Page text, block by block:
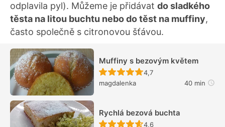
odplavila pyl). Můžeme je přidávat do sladkého
těsta na litou buchtu nebo do těst na muffiny,
často společně s citronovou šťávou.
Muffiny s bezovým květem
Recept ještě nebyl
4,7
magdalenka
40 min
Rychlá bezová buchta
Recept ještě nebyl
4,6